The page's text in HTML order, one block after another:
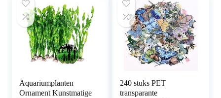
Aquariumplanten
Ornament Kunstmatige
240 stuks PET
transparante